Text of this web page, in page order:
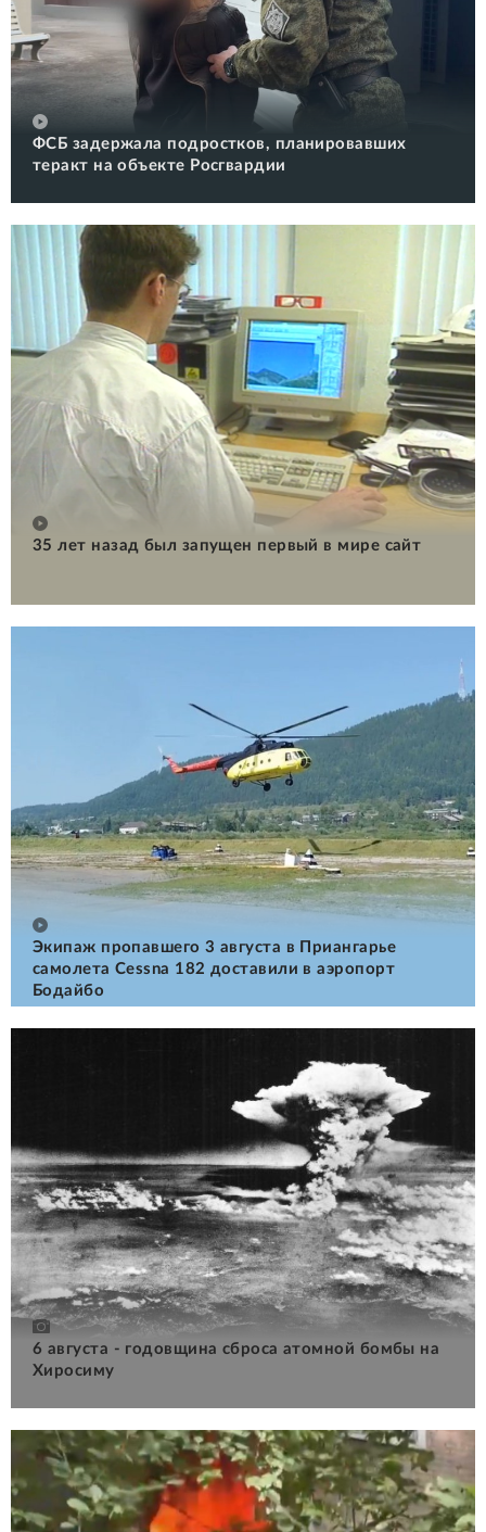
ФСБ задержала подростков, планировавших
теракт на объекте Росгвардии
35 лет назад был запущен первый в мире сайт
Экипаж пропавшего 3 августа в Приангарье
самолета Cessna 182 доставили в аэропорт
Бодайбо
6 августа - годовщина сброса атомной бомбы на
Хиросиму